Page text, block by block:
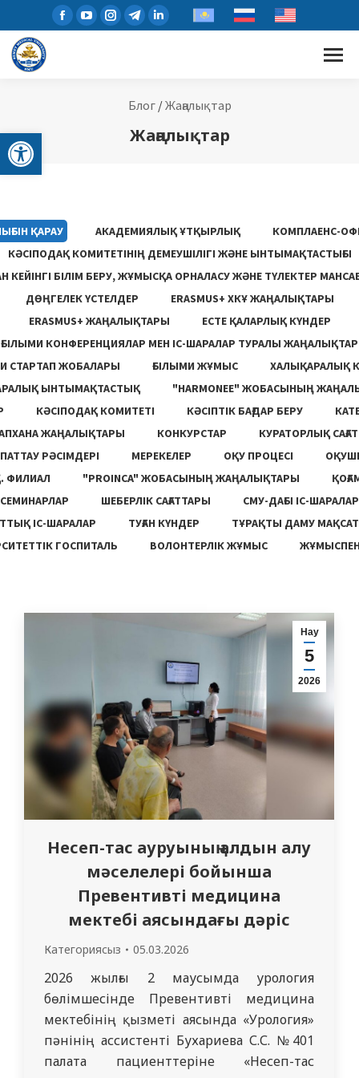
Open toolbar
Блог/Жаңалықтар
Жаңалықтар
ҚАРАУ АКАДЕМИЯЛЫҚ ҰТҚЫРЛЫҚ
КОМПЛАЕНС-
КӘСІПОДАҚ КОМИТЕТІНІҢ ДЕМЕУШІЛІГІ ЖӘНЕ ЫНТЫМАҚТАСТЫҒЫ
КЕЙІНГІ БІЛІМ БЕРУ, ЖҰМЫСҚА ОРНАЛАСУ ЖƏНЕ ТҮЛЕКТЕР
ДӨҢГЕЛЕК ҮСТЕЛДЕР
ERASMUS+ ХКҰ ЖАҢАЛЫҚТАРЫ
ERASMUS+ ЖАҢАЛЫҚТАРЫ
ЕСТЕ ҚАЛАРЛЫҚ КҮНДЕР
ҒЫЛЫМИ КОНФЕРЕНЦИЯЛАР МЕН ІС-ШАРАЛАР ТУРАЛЫ ЖАҢАЛЫҚТАР
СТАРТАП ЖОБАЛАРЫ
ҒЫЛЫМИ ЖҰМЫС
ХАЛЫҚАРАЛЫҚ
ЫНТЫМАҚТАСТЫҚ
"HARMONEE" ЖОБАСЫНЫҢ
КӘСІПОДАҚ КОМИТЕТІ КӘСІПТІК БАҒДАР БЕРУ
ЖАҢАЛЫҚТАРЫ
КОНКУРСТАР
КУРАТОРЛЫҚ
РӘСІМДЕРІ
МЕРЕКЕЛЕР ОҚУ ПРОЦЕСІ
ФИЛИАЛ
"PROINCA" ЖОБАСЫНЫҢ ЖАҢАЛЫҚТАРЫ
СЕМИНАРЛАР
ШЕБЕРЛІК САҒАТТАРЫ
СМУ-ДАҒЫ ІС-ШАРАЛАР
ІС-ШАРАЛАР
ТУҒАН КҮНДЕР
ТҰРАҚТЫ ДАМУ
ГОСПИТАЛЬ
ВОЛОНТЕРЛІК ЖҰМЫС
Нау
5
2026
Несеп-тас ауруының алдын алу
мәселелері бойынша
Превентивті медицина
мектебі аясындағы дәріс
Категориясыз 05.03.2026
2026 жылғы 2 маусымда урология
бөлімшесінде Превентивті медицина
мектебінің қызметі аясында «Урология»
пәнінің ассистенті Бухариева С.С. №401
палата пациенттеріне «Несеп-тас